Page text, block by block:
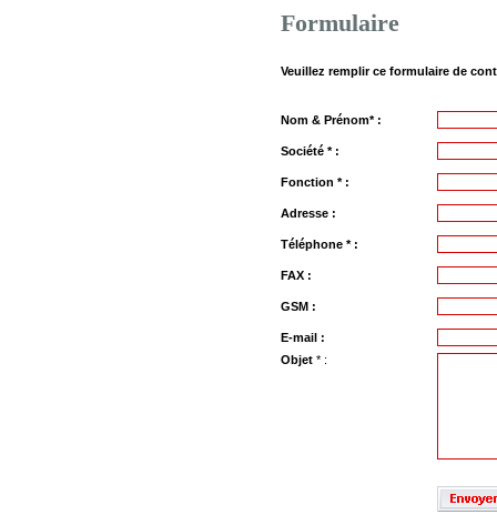
Formulaire
Veuillez remplir ce formulaire de
Nom & Prénom* :
Société * :
Fonction * :
Adresse :
Téléphone * :
FAX :
GSM :
E-mail :
Objet * :